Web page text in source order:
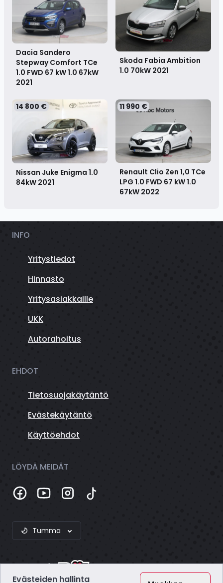
Dacia Sandero
Stepway Comfort TCe
1.0 FWD 67 kW 1.0 67kW
2021
Skoda Fabia Ambition
1.0 70kW 2021
14 800 €
Nissan Juke Enigma 1.0
84kW 2021
11 990 €
Renault Clio Zen 1,0 TCe
LPG 1.0 FWD 67 kW 1.0
67kW 2022
INFO
Yritystiedot
Hinnasto
Yritysasiakkaille
UKK
Autorahoitus
EHDOT
Tietosuojakäytäntö
Evästekäytäntö
Käyttöehdot
LÖYDÄ MEIDÄT
Tumma
Evästeiden hallinta